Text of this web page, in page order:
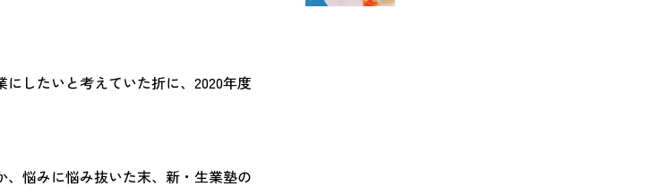
したいと考えていた折に、2020年度
悩みに悩み抜いた末、新・生業塾の